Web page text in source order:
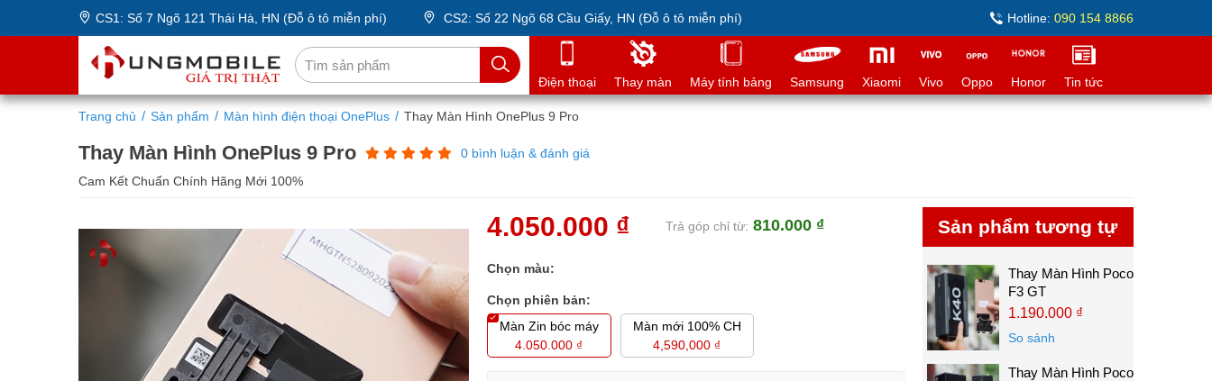
CS1: Số 7 Ngõ 121 Thái Hà, HN (Đỗ ô tô miễn phí) CS2: Số 22 Ngõ 68 Cầu Giấy, HN (Đỗ ô tô miễn phí) Hotline: 090 154 8866
Điện thoại Thay màn Máy tính bảng Samsung Xiaomi Vivo Oppo Honor Tin tức
Trang chủ Sản phẩm Màn hình điện thoại OnePlus Thay Màn Hình OnePlus 9 Pro
Thay Màn Hình OnePlus 9 Pro
0 bình luận & đánh giá
Cam Kết Chuẩn Chính Hãng Mới 100%
4.050.000 ₫ Trả góp chỉ từ: 810.000 ₫
Chọn màu:
Chọn phiên bản:
Màn Zin bóc máy
4.050.000 ₫
Màn mới 100% CH
4,590,000 ₫
Sản phẩm tương tự
Thay Màn Hình Poco
F3 GT
1.190.000 ₫
So sánh
Thay Màn Hình Poco